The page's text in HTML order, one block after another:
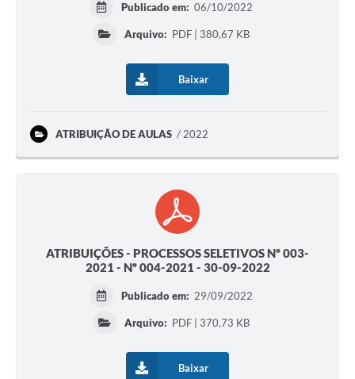
Publicado em: 06/10/2022
Arquivo: PDF | 380,67 KB
Baixar
ATRIBUIÇÃO DE AULAS 2022
ATRIBUIÇÕES - PROCESSOS SELETIVOS Nº 003-
2021 - Nº 004-2021 - 30-09-2022
Publicado em: 29/09/2022
Arquivo: PDF | 370,73 KB
Baixar